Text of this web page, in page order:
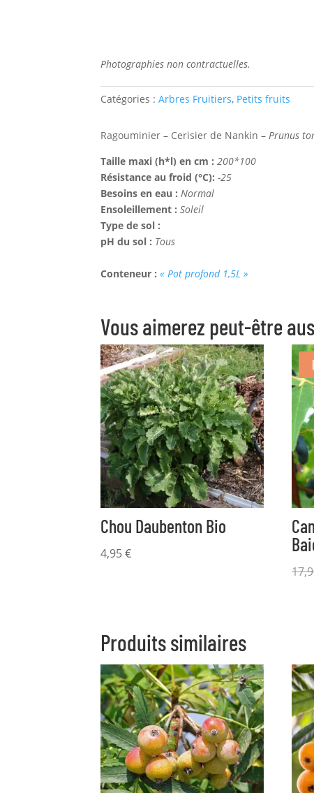
Photographies non contractuelles.
Catégories :Arbres Fruitiers, Petits fruits
Ragouminier – Cerisier de Nankin –Prunus
Taille maxi (h*l) en cm :200*100
Résistance au froid (°C):-25
Besoins en eau :Normal
Ensoleillement :Soleil
Type de sol :
pH du sol : Tous
Conteneur :« Pot profond 1,5L »
Vous aimerez peut-être
Chou Daubenton Bio
4,95€
Produits similaires